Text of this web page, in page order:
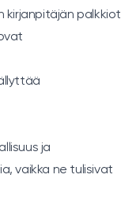
kirjanpitäjän palkkiot
ja
vaikka ne tulisivat